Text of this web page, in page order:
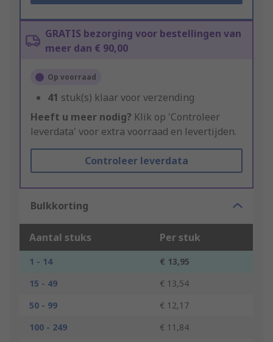
GRATIS bezorging voor bestellingen van
meer dan € 90,00
Op voorraad
41 stuk(s) klaar voor verzending
Heeft u meer nodig? Klik op 'Controleer
leverdata' voor extra voorraad en levertijden.
Controleer leverdata
Bulkkorting
Aantal stuks Per stuk
1 - 14
€ 13,95
15 - 49
€ 13,54
50 - 99
€ 12,17
100 - 249
€ 11,84